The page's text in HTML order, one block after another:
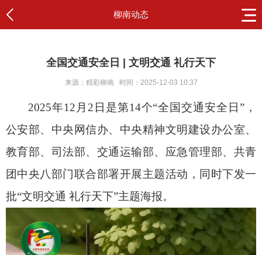
柳南动态
全国交通安全日 | 文明交通 礼行天下
来源：精彩柳南 时间：2025-12-03 10:37
2025年12月2日是第14个“全国交通安全日”，
公安部、中央网信办、中央精神文明建设办公室、
教育部、司法部、交通运输部、应急管理部、共青
团中央八部门联合部署开展主题活动，同时下发一
批“文明交通 礼行天下”主题海报。